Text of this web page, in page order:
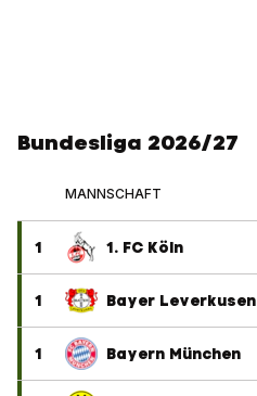
Bundesliga 2026/27
MANNSCHAFT
1 1. FC Köln
1 Bayer Leverkusen
1 Bayern München